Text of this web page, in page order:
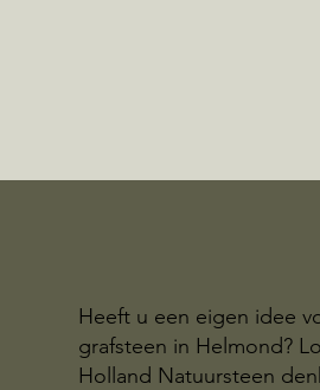
Heeft u een eigen idee
grafsteen in Helmond?
Holland Natuursteen